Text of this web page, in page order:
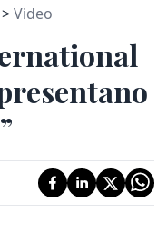
Video